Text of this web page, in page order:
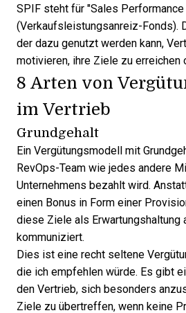
SPIF steht für "Sales
(Verkaufsleistungsanreiz-Fonds).
der dazu genutzt werden kann,
motivieren, ihre Ziele zu erreichen
8 Arten von
im Vertrieb
Grundgehalt
Ein Vergütungsmodell mit
RevOps-Team wie jedes andere
Unternehmens bezahlt wird.
einen Bonus in Form einer
diese Ziele als Erwartungshaltung
kommuniziert.
Dies ist eine recht seltene
die ich empfehlen würde. Es gibt
den Vertrieb, sich besonders
Ziele zu übertreffen, wenn keine